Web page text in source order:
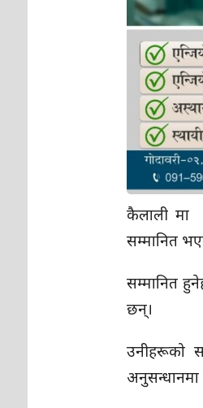
कैलाली मा
सम्मानित
सम्मानित
छन्।
उनीहरूको
अनुसन्धानमा